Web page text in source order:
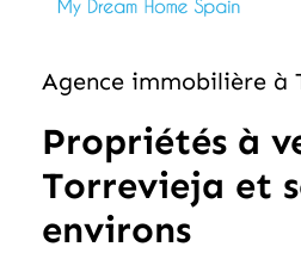
Agence immobilière à
Propriétés à
Torrevieja et
environs